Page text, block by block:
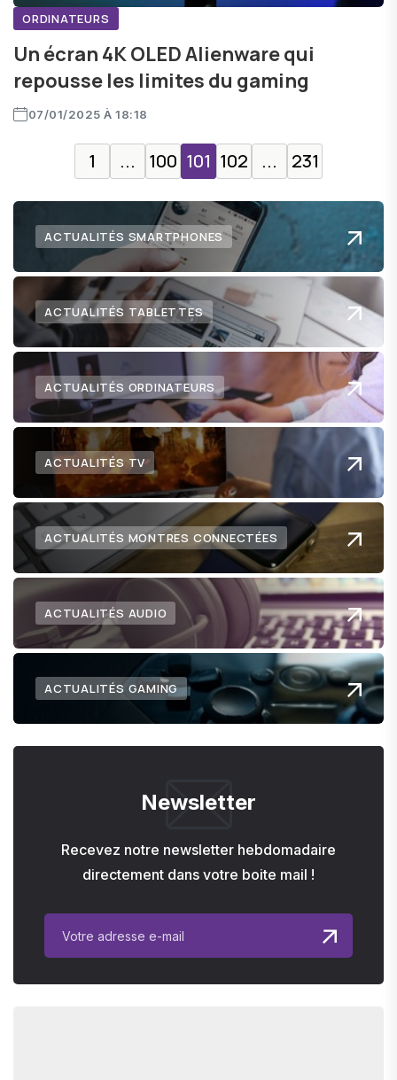
ORDINATEURS
Un écran 4K OLED Alienware qui
repousse les limites du gaming
07/01/2025 À 18:18
1 ... 100 101 102 ... 231
ACTUALITÉS SMARTPHONES
ACTUALITÉS TABLETTES
ACTUALITÉS ORDINATEURS
ACTUALITÉS TV
ACTUALITÉS MONTRES CONNECTÉES
ACTUALITÉS AUDIO
ACTUALITÉS GAMING
Newsletter
Recevez notre newsletter hebdomadaire
directement dans votre boite mail !